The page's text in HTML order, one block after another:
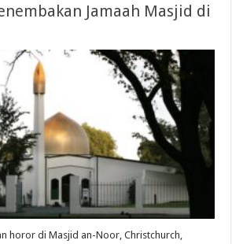
Jamaah Masjid di
horor di Masjid an-Noor, Christchurch,